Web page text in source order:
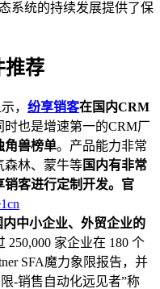
系统的持续发展提供了保
推荐
， 纷享销客在国内CRM
时也是增速第一的CRM厂
角兽榜单。产品能力非常
森林、蒙牛等国内有非常
销客进行定制开发。官
中小企业、外贸企业的
250,000 家企业在 180 个
SFA魔力象限报告，并
-销售自动化远见者”称